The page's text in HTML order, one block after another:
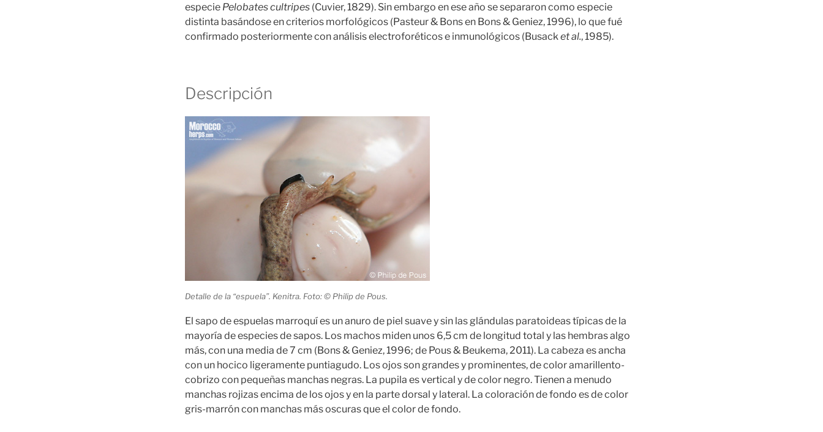
especie Pelobates cultripes (Cuvier, 1829). Sin embargo en ese año se separaron como especie
distinta basándose en criterios morfológicos (Pasteur & Bons en Bons & Geniez, 1996), lo que fué
confirmado posteriormente con análisis electroforéticos e inmunológicos (Busacket al., 1985).
Descripción
Detalle de la “espuela”. Kenitra. Foto: © Philip de Pous.
El sapo de espuelas marroquí es un anuro de piel suave y sin las glándulas paratoideas típicas de la
mayoría de especies de sapos. Los machos miden unos 6,5 cm de longitud total y las hembras algo
más, con una media de 7 cm (Bons & Geniez, 1996; de Pous & Beukema, 2011). La cabeza es ancha
con un hocico ligeramente puntiagudo. Los ojos son grandes y prominentes, de color amarillento-
cobrizo con pequeñas manchas negras. La pupila es vertical y de color negro. Tienen a menudo
manchas rojizas encima de los ojos y en la parte dorsal y lateral. La coloración de fondo es de color
gris-marrón con manchas más oscuras que el color de fondo.